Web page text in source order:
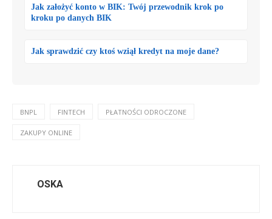
Jak założyć konto w BIK: Twój przewodnik krok po
kroku po danych BIK
Jak sprawdzić czy ktoś wziął kredyt na moje dane?
BNPL FINTECH PŁATNOŚCI ODROCZONE
ZAKUPY ONLINE
OSKA